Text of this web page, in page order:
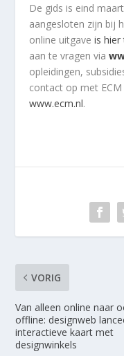
De gids is eind
aangesloten zijn bij
online uitgaveis hier
aan te vragen via
opleidingen,
contact op met
www.ecm.nl.
VORIG
Van alleen online naar
offline: designweb
interactieve kaart met
designwinkels